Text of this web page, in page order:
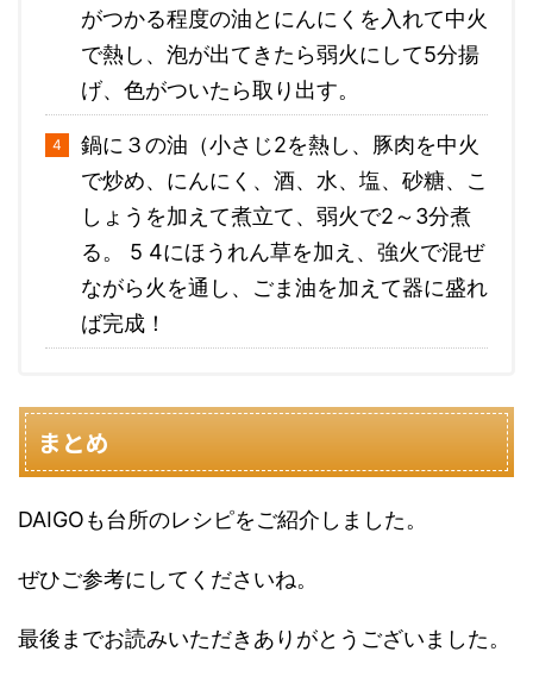
がつかる程度の油とにんにくを入れて中火
で熱し、泡が出てきたら弱火にして5分揚
げ、色がついたら取り出す。
鍋に３の油（小さじ2を熱し、豚肉を中火
で炒め、にんにく、酒、水、塩、砂糖、こ
しょうを加えて煮立て、弱火で2～3分煮
る。 5 4にほうれん草を加え、強火で混ぜ
ながら火を通し、ごま油を加えて器に盛れ
ば完成！
まとめ
DAIGOも台所のレシピをご紹介しました。
ぜひご参考にしてくださいね。
最後までお読みいただきありがとうございました。